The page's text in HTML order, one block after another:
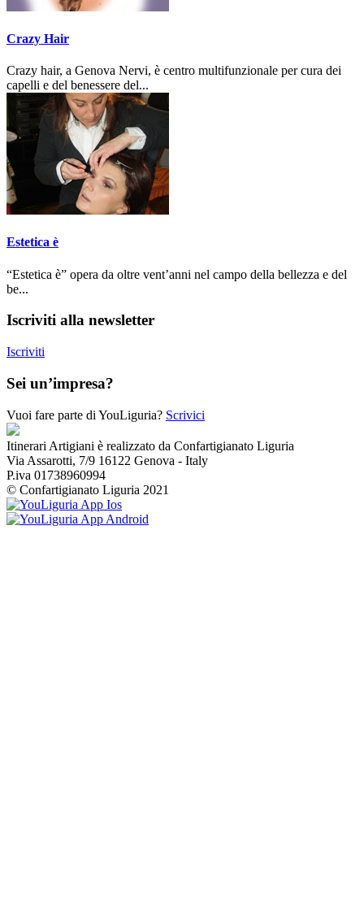
Crazy Hair
Crazy hair, a Genova Nervi, è centro multifunzionale per cura dei
capelli e del benessere del...
Estetica è
“Estetica è” opera da oltre vent’anni nel campo della bellezza e del
be...
Iscriviti alla newsletter
Iscriviti
Sei un’impresa?
Vuoi fare parte di YouLiguria? Scrivici
Itinerari Artigiani è realizzato da Confartigianato Liguria
Via Assarotti, 7/9 16122 Genova - Italy
P.iva 01738960994
© Confartigianato Liguria 2021